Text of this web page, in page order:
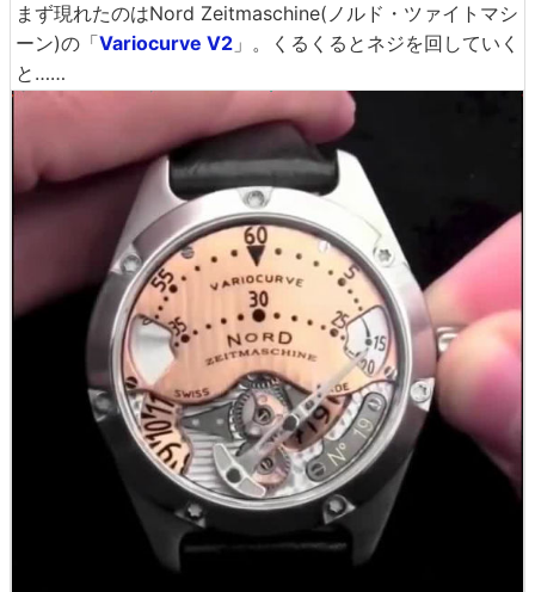
まず現れたのはNord Zeitmaschine(ノルド・ツァイトマシ
ーン)の「Variocurve V2 」。くるくるとネジを回していく
と……